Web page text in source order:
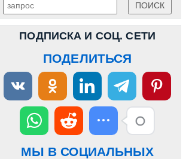
ПОДПИСКА И СОЦ. СЕТИ
ПОДЕЛИТЬСЯ
МЫ В СОЦИАЛЬНЫХ